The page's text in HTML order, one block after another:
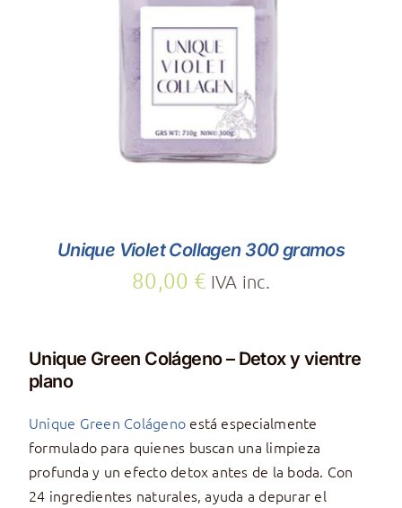
AÑADIR AL CARRITO
Unique Violet Collagen 300 gramos
80,00 € IVA inc.
Unique Green Colágeno – Detox y vientre
plano
Unique Green Colágeno está especialmente
formulado para quienes buscan una limpieza
profunda y un efecto detox antes de la boda. Con
24 ingredientes naturales, ayuda a depurar el